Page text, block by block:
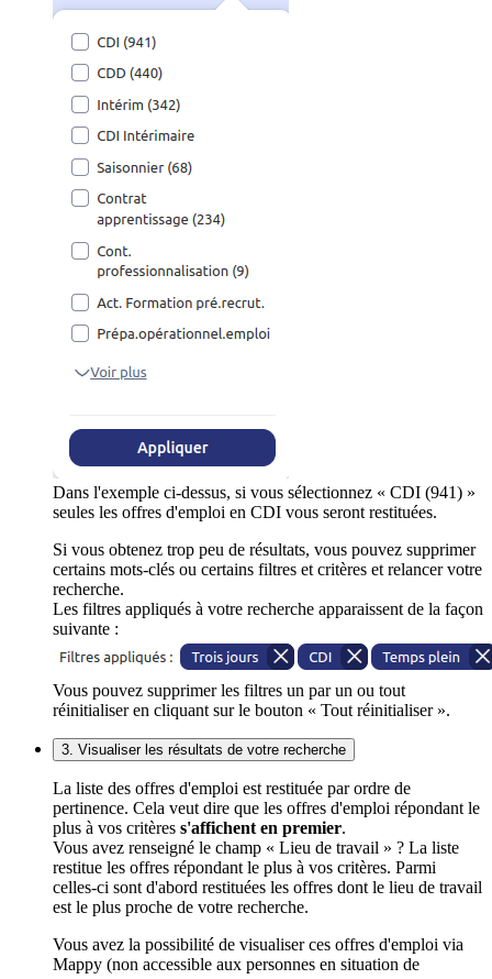
Dans l'exemple ci-dessus, si vous sélectionnez « CDI (941) »
seules les offres d'emploi en CDI vous seront restituées.
Si vous obtenez trop peu de résultats, vous pouvez supprimer
certains mots-clés ou certains filtres et critères et relancer votre
recherche.
Les filtres appliqués à votre recherche apparaissent de la façon
suivante :
Vous pouvez supprimer les filtres un par un ou tout
réinitialiser en cliquant sur le bouton « Tout réinitialiser ».
3. Visualiser les résultats de votre recherche
La liste des offres d'emploi est restituée par ordre de
pertinence. Cela veut dire que les offres d'emploi répondant le
plus à vos critères s'affichent en premier.
Vous avez renseigné le champ « Lieu de travail » ? La liste
restitue les offres répondant le plus à vos critères. Parmi
celles-ci sont d'abord restituées les offres dont le lieu de travail
est le plus proche de votre recherche.
Vous avez la possibilité de visualiser ces offres d'emploi via
Mappy (non accessible aux personnes en situation de